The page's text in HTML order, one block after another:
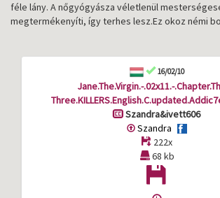
féle lány. A nőgyógyásza véletlenül
megtermékenyíti, így terhes lesz.Ez okoz némi
16/02/10
Jane.The.Virgin.-.02x11.-
Szandra&ivett606
Szandra
222x
68 kb